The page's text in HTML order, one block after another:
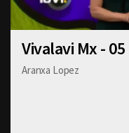
Vivalavi Mx -
Aranxa Lopez